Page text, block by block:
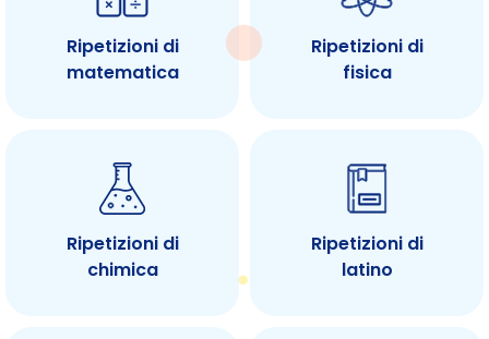
Ripetizioni di
matematica
Ripetizioni di
fisica
Ripetizioni di
chimica
Ripetizioni di
latino